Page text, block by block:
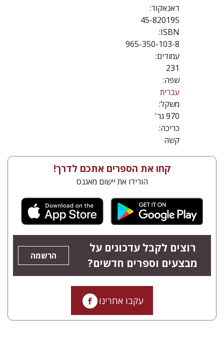
דאנאקוד:
45-820195
ISBN:
965-350-103-8
עמודים:
231
שפה:
עברית
משקל:
970 גר'
כריכה:
קשה
קחו את הספרים אתכם לדרך!
הורידו את יישום מאגנס
רוצים לקבל עדכונים על
מבצעים וספרים חדשים?
הרשמה
עקבו אחרינו